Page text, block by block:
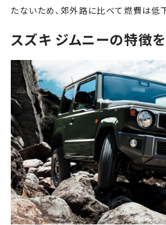
たないため、郊外路に比べて燃費は低
スズキ ジムニーの特徴